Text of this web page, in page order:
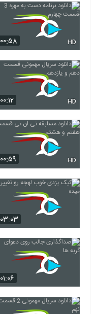
۰۰:۵۸ HD
۰۰:۱۲ HD
۰۰:۵۹ HD
۰۳:۰۳
۰۱:۰۶